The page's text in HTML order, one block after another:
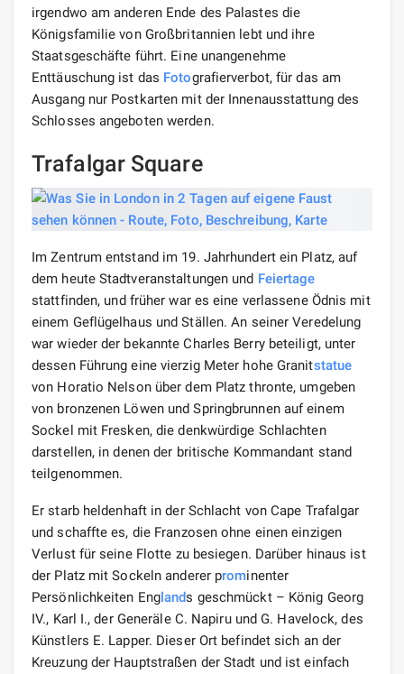
irgendwo am anderen Ende des Palastes die
Königsfamilie von Großbritannien lebt und ihre
Staatsgeschäfte führt. Eine unangenehme
Enttäuschung ist das Fotografierverbot, für das am
Ausgang nur Postkarten mit der Innenausstattung des
Schlosses angeboten werden.
Trafalgar Square
Im Zentrum entstand im 19. Jahrhundert ein Platz, auf
dem heute Stadtveranstaltungen und Feiertage
stattfinden, und früher war es eine verlassene Ödnis mit
einem Geflügelhaus und Ställen. An seiner Veredelung
war wieder der bekannte Charles Berry beteiligt, unter
dessen Führung eine vierzig Meter hohe Granitstatue
von Horatio Nelson über dem Platz thronte, umgeben
von bronzenen Löwen und Springbrunnen auf einem
Sockel mit Fresken, die denkwürdige Schlachten
darstellen, in denen der britische Kommandant stand
teilgenommen.
Er starb heldenhaft in der Schlacht von Cape Trafalgar
und schaffte es, die Franzosen ohne einen einzigen
Verlust für seine Flotte zu besiegen. Darüber hinaus ist
der Platz mit Sockeln anderer prominenter
Persönlichkeiten Englands geschmückt – König Georg
IV., Karl I., der Generäle C. Napiru und G. Havelock, des
Künstlers E. Lapper. Dieser Ort befindet sich an der
Kreuzung der Hauptstraßen der Stadt und ist einfach